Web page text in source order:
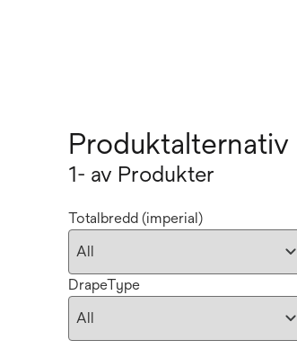
Produktalternativ
1- av Produkter
Totalbredd (imperial)
DrapeType